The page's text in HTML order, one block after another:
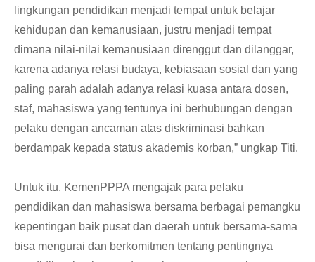
lingkungan pendidikan menjadi tempat untuk belajar
kehidupan dan kemanusiaan, justru menjadi tempat
dimana nilai-nilai kemanusiaan direnggut dan dilanggar,
karena adanya relasi budaya, kebiasaan sosial dan yang
paling parah adalah adanya relasi kuasa antara dosen,
staf, mahasiswa yang tentunya ini berhubungan dengan
pelaku dengan ancaman atas diskriminasi bahkan
berdampak kepada status akademis korban,” ungkap Titi.
Untuk itu, KemenPPPA mengajak para pelaku
pendidikan dan mahasiswa bersama berbagai pemangku
kepentingan baik pusat dan daerah untuk bersama-sama
bisa mengurai dan berkomitmen tentang pentingnya